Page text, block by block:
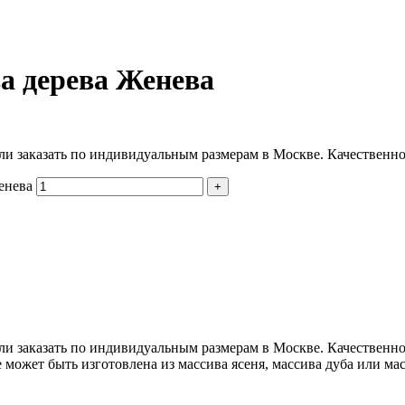
дерева Женева
заказать по индивидуальным размерам в Москве.
заказать по индивидуальным размерам в Москве.
быть изготовлена из массива ясеня, массива дуба или